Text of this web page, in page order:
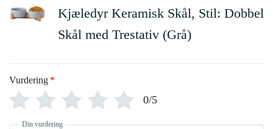
Kjæledyr Keramisk Skål, Stil: Dobbel
Skål med Trestativ (Grå)
Vurdering *
0/5
Din vurdering